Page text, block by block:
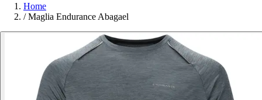
Home
/ Maglia Endurance Abagael